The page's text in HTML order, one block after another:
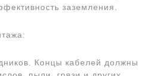
заземления.
Концы кабелей должны